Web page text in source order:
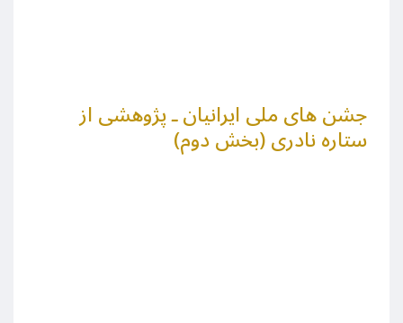
جشن های ملی ایرانیان ـ پژوهشی از
ستاره نادری (بخش دوم)